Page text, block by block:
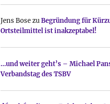
Jens BosezuBegründung für
Ortsteilmittel ist inakzeptabel!
…und weiter geht’s – Michael
Verbandstag des TSBV